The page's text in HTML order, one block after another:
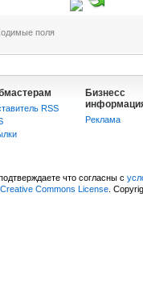
поля
RSS
Бизнесс
Реклама
что согласны с
Creative Commons License.